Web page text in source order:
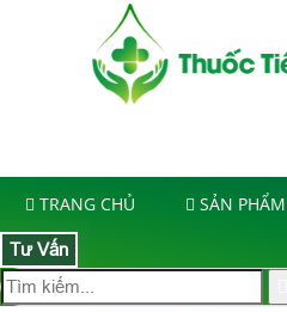
TRANG CHỦ SẢN PHẨM
Tư Vấn